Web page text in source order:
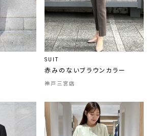
SUIT
赤みのないブラウンカラー
神戸三宮店